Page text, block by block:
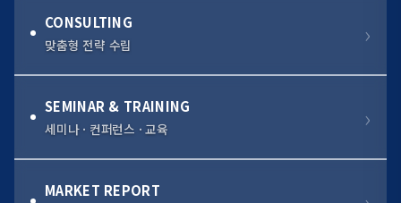
CONSULTING
맞춤형 전략 수립
SEMINAR & TRAINING
세미나 · 컨퍼런스 · 교육
MARKET REPORT